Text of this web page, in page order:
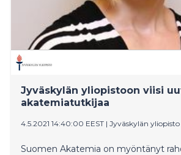
Jyväskylän yliopistoon viisi
akatemiatutkijaa
4.5.2021 14:40:00 EEST | Jyväskylän yliopisto
Suomen Akatemia on myöntänyt